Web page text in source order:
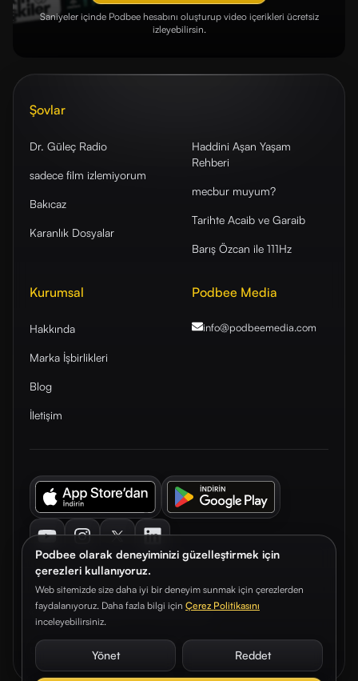
Podbee olarak deneyiminizi güzelleştirmek için
çerezleri kullanıyoruz.
Web sitemizde size daha iyi bir deneyim sunmak için çerezlerden
faydalanıyoruz. Daha fazla bilgi için Çerez Politikasını
inceleyebilirsiniz.
Yönet Reddet
Saniyeler içinde Podbee hesabını oluşturup video içerikleri ücretsiz
izleyebilirsin.
Şovlar
Dr. Güleç Radio
sadece film izlemiyorum
Bakıcaz
Karanlık Dosyalar
Haddini Aşan Yaşam
Rehberi
mecbur muyum?
Tarihte Acaib ve Garaib
Barış Özcan ile 111Hz
Kurumsal
Hakkında
Marka İşbirlikleri
Blog
İletişim
Podbee Media
info@podbeemedia.com
© 2026. Podbee Media. Tüm hakları saklıdır.
Çerez TercihleriAydınlatma Metni Gizlilik Sözleşmesi